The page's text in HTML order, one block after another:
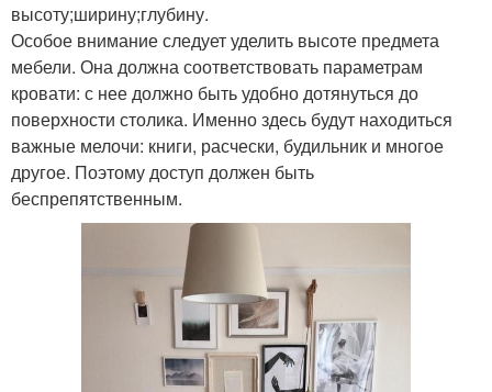
высоту;ширину;глубину.
Особое внимание следует уделить высоте предмета
мебели. Она должна соответствовать параметрам
кровати: с нее должно быть удобно дотянуться до
поверхности столика. Именно здесь будут находиться
важные мелочи: книги, расчески, будильник и многое
другое. Поэтому доступ должен быть
беспрепятственным.